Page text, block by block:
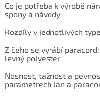
Co je potřeba k výrobě
spony a návody
Rozdíly v jednotlivých
Z čeho se vyrábí
levný polyester
Nosnost, tažnost a
parametrech lan a